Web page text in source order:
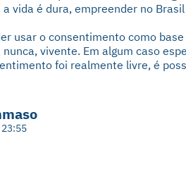
vida é dura, empreender no
usar o consentimento como
vivente. Em algum caso
foi realmente livre, é